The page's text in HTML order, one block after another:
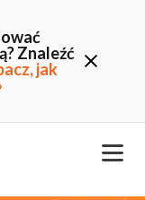
Znaleźć
jak